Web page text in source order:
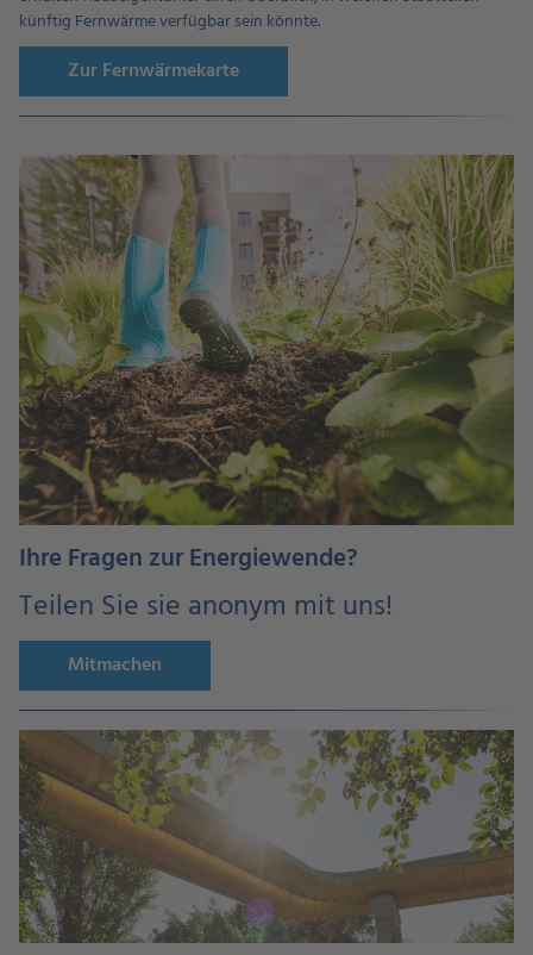
künftig Fernwärme verfügbar sein könnte.
Zur Fernwärmekarte
Ihre Fragen zur Energiewende?
Teilen Sie sie anonym mit uns!
Mitmachen